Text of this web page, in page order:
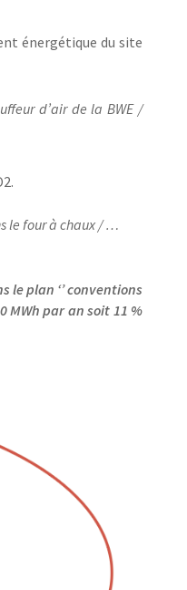
énergétique du site
d’air de la BWE /
le four à chaux / …
plan ‘’ conventions
MWh par an soit 11 %